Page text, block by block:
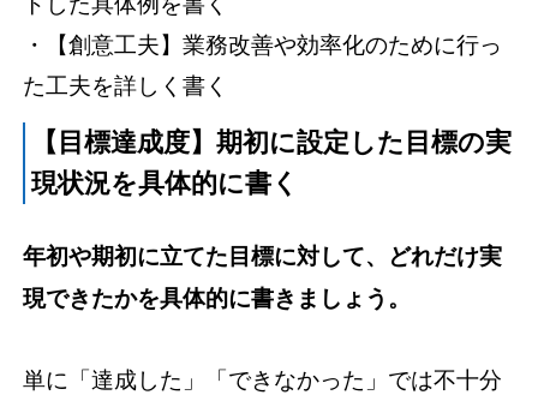
・【創意工夫】業務改善や効率化のために行っ
た工夫を詳しく書く
【目標達成度】期初に設定した目標の実
現状況を具体的に書く
年初や期初に立てた目標に対して、どれだけ実
現できたかを具体的に書きましょう。
単に「達成した」「できなかった」では不十分